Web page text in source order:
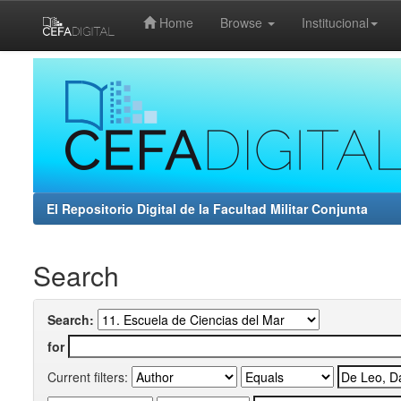
Home Browse Institucional
El Repositorio Digital de la Facultad Militar Conjunta
Search
Search:
for
Current filters: